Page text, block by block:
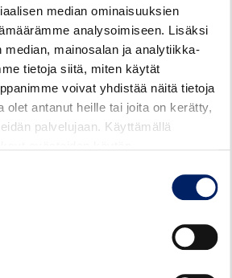
median ominaisuuksien
analysoimiseen. Lisäksi
median, mainosalan ja analytiikka-
tietoja siitä, miten käytät
voivat yhdistää näitä tietoja
olet antanut heille tai joita on kerätty,
palvelujaan. Käyttämällä